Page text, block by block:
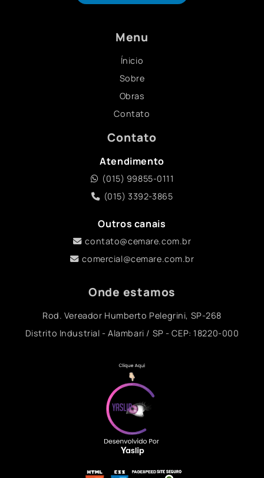
Menu
Ínicio
Sobre
Obras
Contato
Contato
Atendimento
(015) 99855-0111
(015) 3392-3865
Outros canais
contato@cemare.com.br
comercial@cemare.com.br
Onde estamos
Rod. Vereador Humberto Pelegrini, SP-268
Distrito Industrial - Alambari / SP - CEP: 18220-000